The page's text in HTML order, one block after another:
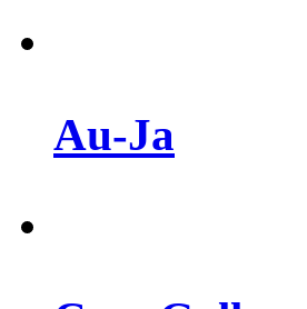
Au-Ja